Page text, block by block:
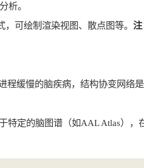
析。
，可绘制渲染视图、散点图等。 注
程缓慢的脑疾病，结构协变网络
特定的脑图谱（如AAL Atlas），